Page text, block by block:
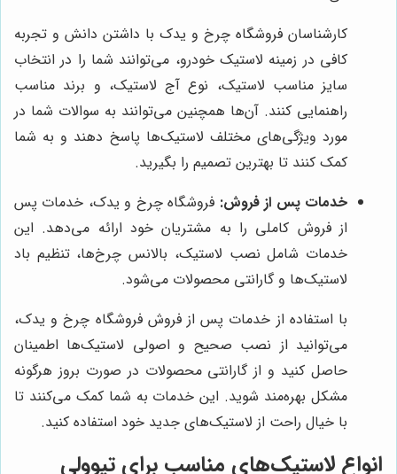
کارشناسان فروشگاه چرخ و یدک با داشتن دانش و تجربه
کافی در زمینه لاستیک خودرو، می‌توانند شما را در انتخاب
سایز مناسب لاستیک، نوع آج لاستیک، و برند مناسب
راهنمایی کنند. آن‌ها همچنین می‌توانند به سوالات شما در
مورد ویژگی‌های مختلف لاستیک‌ها پاسخ دهند و به شما
کمک کنند تا بهترین تصمیم را بگیرید.
خدمات پس از فروش: فروشگاه چرخ و یدک، خدمات پس
از فروش کاملی را به مشتریان خود ارائه می‌دهد. این
خدمات شامل نصب لاستیک، بالانس چرخ‌ها، تنظیم باد
لاستیک‌ها و گارانتی محصولات می‌شود.
با استفاده از خدمات پس از فروش فروشگاه چرخ و یدک،
می‌توانید از نصب صحیح و اصولی لاستیک‌ها اطمینان
حاصل کنید و از گارانتی محصولات در صورت بروز هرگونه
مشکل بهره‌مند شوید. این خدمات به شما کمک می‌کنند تا
با خیال راحت از لاستیک‌های جدید خود استفاده کنید.
انواع لاستیک‌های مناسب برای تیوولی